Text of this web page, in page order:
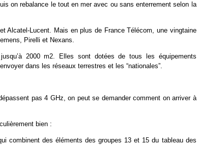
on rebalance le tout en mer avec ou sans enterrement selon la
Alcatel-Lucent. Mais en plus de France Télécom, une vingtaine
Pirelli et Nexans.
2000 m2. Elles sont dotées de tous les équipements
dans les réseaux terrestres et les “nationales”.
pas 4 GHz, on peut se demander comment on arriver à
bien :
combinent des éléments des groupes 13 et 15 du tableau des